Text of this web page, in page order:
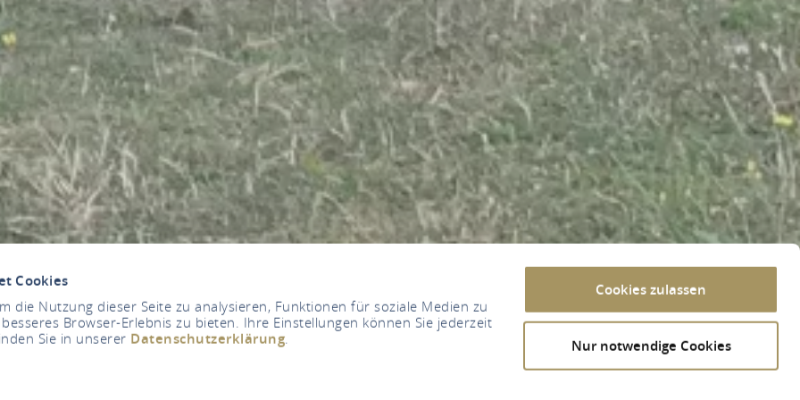
Cookies
die Nutzung dieser Seite zu analysieren, Funktionen für soziale Medien zu
Browser-Erlebnis zu bieten. Ihre Einstellungen können Sie jederzeit
Sie in unserer Datenschutzerklärung.
Cookies zulassen
Nur notwendige Cookies